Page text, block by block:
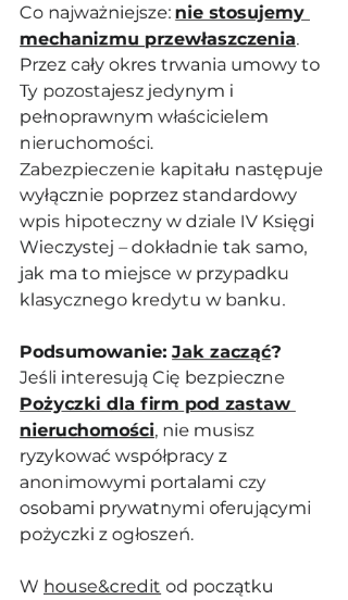
Co najważniejsze: nie stosujemy
mechanizmu przewłaszczenia.
Przez cały okres trwania umowy to
Ty pozostajesz jedynym i
pełnoprawnym właścicielem
nieruchomości.
Zabezpieczenie kapitału następuje
wyłącznie poprzez standardowy
wpis hipoteczny w dziale IV Księgi
Wieczystej – dokładnie tak samo,
jak ma to miejsce w przypadku
klasycznego kredytu w banku.
Podsumowanie: Jak zacząć?
Jeśli interesują Cię bezpieczne
Pożyczki dla firm pod zastaw
nieruchomości, nie musisz
ryzykować współpracy z
anonimowymi portalami czy
osobami prywatnymi oferującymi
pożyczki z ogłoszeń.
W house&credit od początku